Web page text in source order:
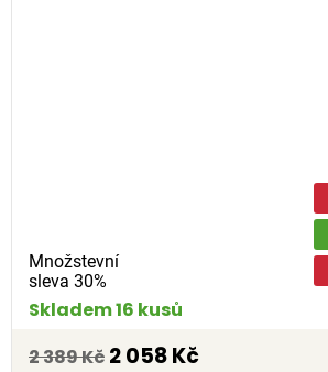
Množstevní
sleva 30%
Skladem 16 kusů
2 389 Kč 2 058 Kč